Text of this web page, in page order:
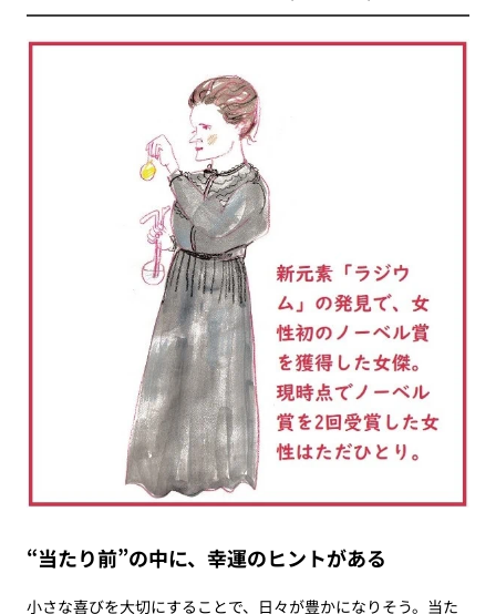
“当たり前”の中に、幸運のヒントがある
小さな喜びを大切にすることで、日々が豊かになりそう。当た